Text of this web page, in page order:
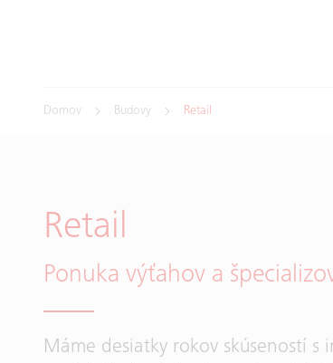
Domov Budovy Retail
Retail
Ponuka výťahov a
Máme desiatky rokov skúseností s